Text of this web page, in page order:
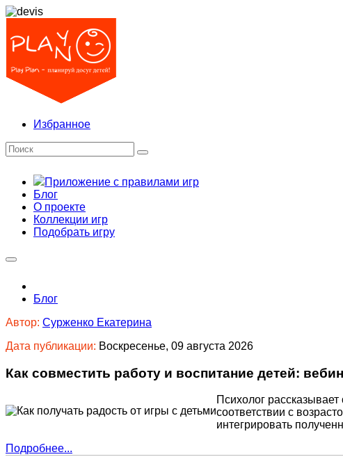
Избранное
Приложение с правилами игр
Блог
О проекте
Коллекции игр
Подобрать игру
Блог
Автор: Сурженко Екатерина
Дата публикации: Воскресенье, 09 августа 2026
Как совместить работу и воспитание детей:
Психолог
соответствии с
интегрировать
Подробнее...